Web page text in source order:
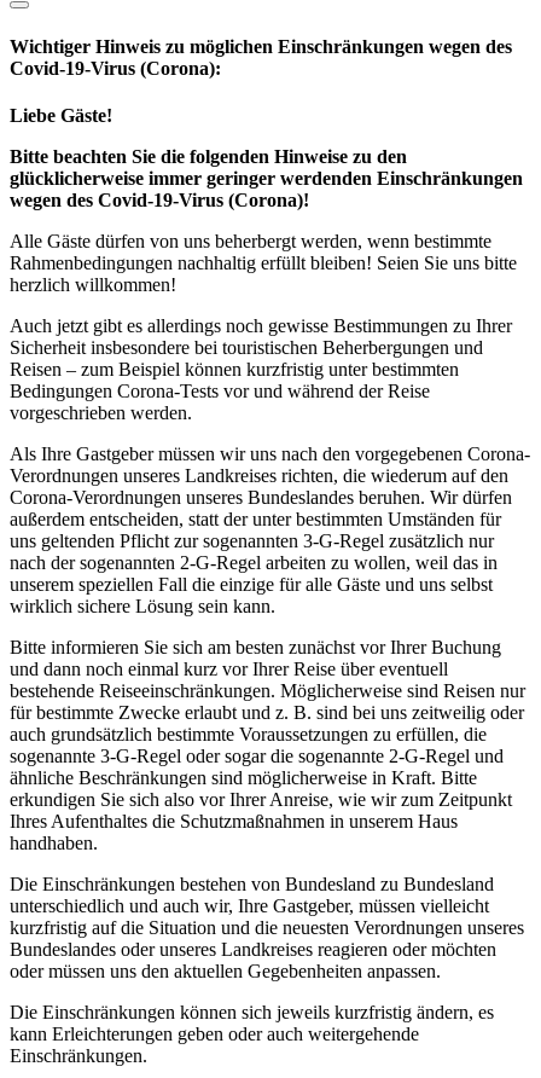
Wichtiger Hinweis zu möglichen Ein­schränk­ungen wegen des
Covid-19-Virus (Corona):
Liebe Gäste!
Bitte beachten Sie die folgenden Hinweise zu den
glücklicherweise immer geringer werdenden Einschränkungen
wegen des Covid-19-Virus (Corona)!
Alle Gäste dürfen von uns beherbergt werden, wenn bestimmte
Rahmenbedingungen nachhaltig erfüllt bleiben! Seien Sie uns bitte
herzlich willkommen!
Auch jetzt gibt es allerdings noch gewisse Bestimmungen zu Ihrer
Sicherheit insbesondere bei touristischen Beherbergungen und
Reisen – zum Beispiel können kurzfristig unter bestimmten
Bedingungen Corona-Tests vor und während der Reise
vorgeschrieben werden.
Als Ihre Gastgeber müssen wir uns nach den vorgegebenen Corona-
Verordnungen unseres Landkreises richten, die wiederum auf den
Corona-Verordnungen unseres Bundeslandes beruhen. Wir dürfen
außerdem entscheiden, statt der unter bestimmten Umständen für
uns geltenden Pflicht zur sogenannten 3-G-Regel zusätzlich nur
nach der sogenannten 2-G-Regel arbeiten zu wollen, weil das in
unserem speziellen Fall die einzige für alle Gäste und uns selbst
wirklich sichere Lösung sein kann.
Bitte informieren Sie sich am besten zunächst vor Ihrer Buchung
und dann noch einmal kurz vor Ihrer Reise über eventuell
bestehende Reiseeinschränkungen. Möglicherweise sind Reisen nur
für bestimmte Zwecke erlaubt und z. B. sind bei uns zeitweilig oder
auch grundsätzlich bestimmte Voraussetzungen zu erfüllen, die
sogenannte 3-G-Regel oder sogar die sogenannte 2-G-Regel und
ähnliche Beschränkungen sind möglicherweise in Kraft. Bitte
erkundigen Sie sich also vor Ihrer Anreise, wie wir zum Zeitpunkt
Ihres Aufenthaltes die Schutzmaßnahmen in unserem Haus
handhaben.
Die Einschränkungen bestehen von Bundesland zu Bundesland
unterschiedlich und auch wir, Ihre Gastgeber, müssen vielleicht
kurzfristig auf die Situation und die neuesten Verordnungen unseres
Bundeslandes oder unseres Landkreises reagieren oder möchten
oder müssen uns den aktuellen Gegebenheiten anpassen.
Die Einschränkungen können sich jeweils kurzfristig ändern, es
kann Erleichterungen geben oder auch weitergehende
Einschränkungen.